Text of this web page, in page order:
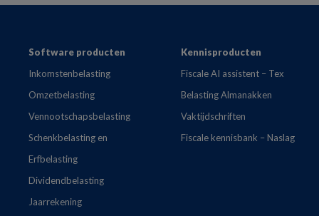
FooterSoftware producten
Inkomstenbelasting
Omzetbelasting
Vennootschapsbelasting
Schenkbelasting en
Erfbelasting
Dividendbelasting
Jaarrekening
Kennisproducten
Fiscale AI assistent – Tex
Belasting Almanakken
Vaktijdschriften
Fiscale kennisbank – Naslag